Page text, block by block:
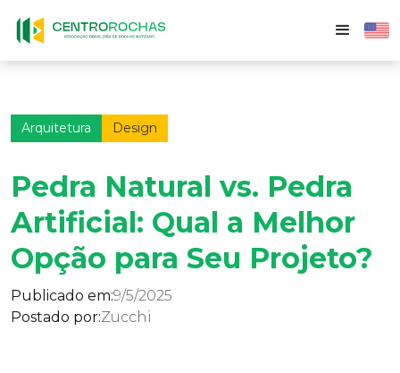
Arquitetura Design
Pedra Natural vs. Pedra
Artificial: Qual a Melhor
Opção para Seu Projeto?
Publicado em:9/5/2025
Postado por:Zucchi